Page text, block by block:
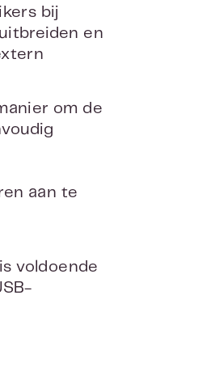
bij
en
om de
aan te
voldoende